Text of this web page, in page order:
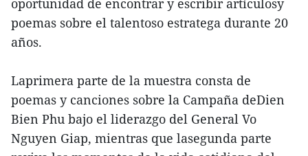
poemas sobre el talentoso estratega durante 20
años.
Laprimera parte de la muestra consta de
poemas y canciones sobre la Campaña deDien
Bien Phu bajo el liderazgo del General Vo
Nguyen Giap, mientras que lasegunda parte